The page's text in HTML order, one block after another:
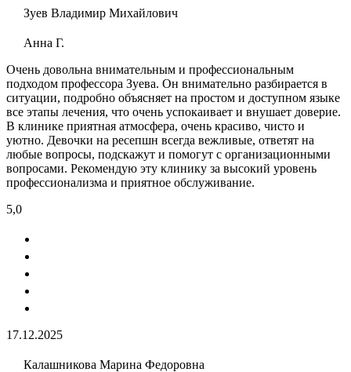
Зуев Владимир Михайлович
Анна Г.
Очень довольна внимательным и профессиональным
подходом профессора Зуева. Он внимательно разбирается в
ситуации, подробно объясняет на простом и доступном языке
все этапы лечения, что очень успокаивает и внушает доверие.
В клинике приятная атмосфера, очень красиво, чисто и
уютно. Девочки на ресепшн всегда вежливые, ответят на
любые вопросы, подскажут и помогут с организационными
вопросами. Рекомендую эту клинику за высокий уровень
профессионализма и приятное обслуживание.
5,0
17.12.2025
Калашникова Марина Федоровна